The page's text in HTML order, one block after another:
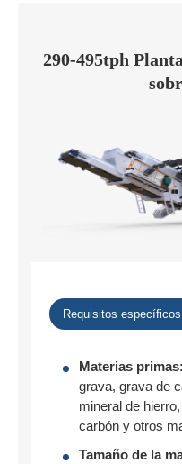
290-495tph
Requisitos
Materias primas:
grava, grava de
mineral de
carbón y otros
Tamaño de la